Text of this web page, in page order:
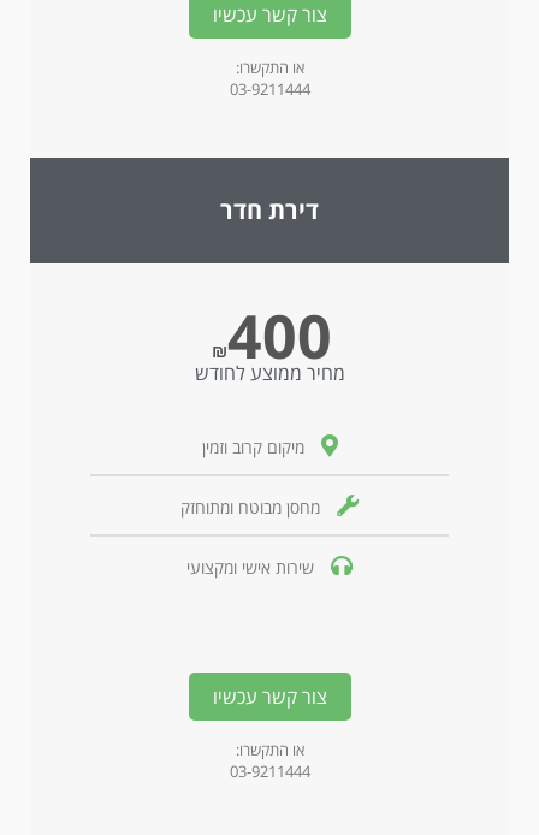
צור קשר עכשיו
או התקשרו:
03-9211444
דירת חדר
₪400
מחיר ממוצע לחודש
מיקום קרוב וזמין
מחסן מבוטח ומתוחזק
שירות אישי ומקצועי
צור קשר עכשיו
או התקשרו:
03-9211444